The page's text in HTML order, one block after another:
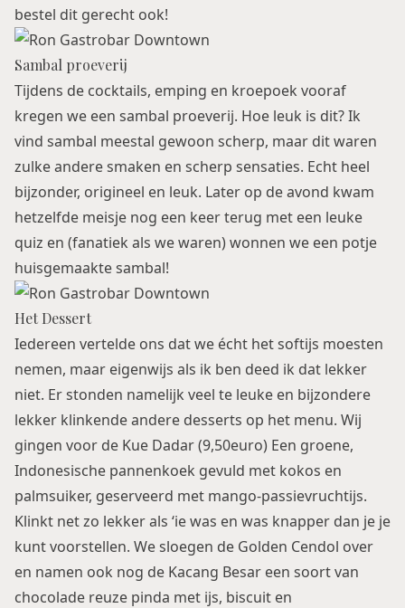
bestel dit gerecht ook!
Sambal proeverij
Tijdens de cocktails, emping en kroepoek vooraf
kregen we een sambal proeverij. Hoe leuk is dit? Ik
vind sambal meestal gewoon scherp, maar dit waren
zulke andere smaken en scherp sensaties. Echt heel
bijzonder, origineel en leuk. Later op de avond kwam
hetzelfde meisje nog een keer terug met een leuke
quiz en (fanatiek als we waren) wonnen we een potje
huisgemaakte sambal!
Het Dessert
Iedereen vertelde ons dat we écht het softijs moesten
nemen, maar eigenwijs als ik ben deed ik dat lekker
niet. Er stonden namelijk veel te leuke en bijzondere
lekker klinkende andere desserts op het menu. Wij
gingen voor de Kue Dadar (9,50euro) Een groene,
Indonesische pannenkoek gevuld met kokos en
palmsuiker, geserveerd met mango-passievruchtijs.
Klinkt net zo lekker als ‘ie was en was knapper dan je je
kunt voorstellen. We sloegen de Golden Cendol over
en namen ook nog de Kacang Besar een soort van
chocolade reuze pinda met ijs, biscuit en